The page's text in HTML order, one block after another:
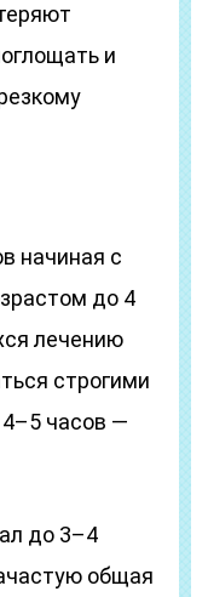
и
начиная с
до 4
лечению
строгими
часов —
до 3–4
общая